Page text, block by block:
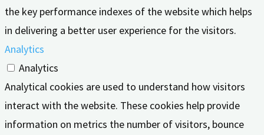
the key performance indexes of the website which helps
in delivering a better user experience for the visitors.
Analytics
Analytics
Analytical cookies are used to understand how visitors
interact with the website. These cookies help provide
information on metrics the number of visitors, bounce